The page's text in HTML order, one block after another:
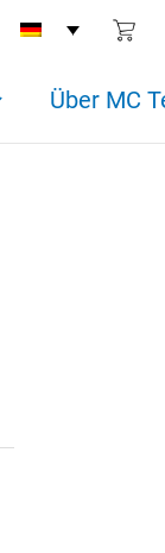
Über MC